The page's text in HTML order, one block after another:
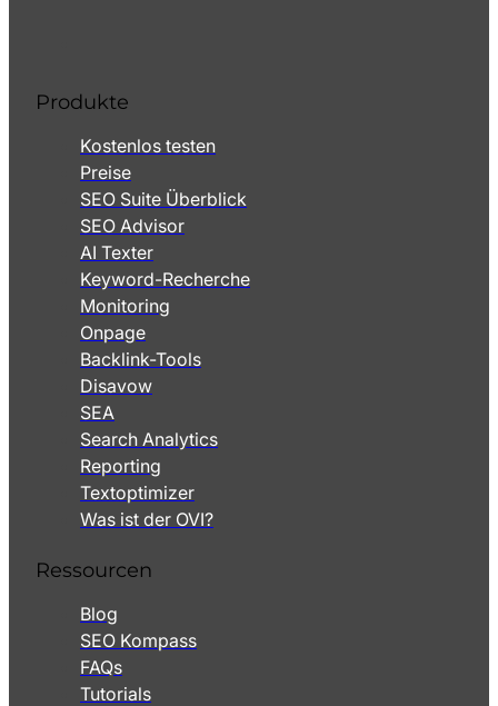
Produkte
Kostenlos testen
Preise
SEO Suite Überblick
SEO Advisor
AI Texter
Keyword-Recherche
Monitoring
Onpage
Backlink-Tools
Disavow
SEA
Search Analytics
Reporting
Textoptimizer
Was ist der OVI?
Ressourcen
Blog
SEO Kompass
FAQs
Tutorials